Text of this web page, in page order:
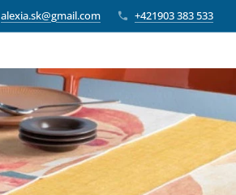
alexia.sk@gmail.com +421903 383 533